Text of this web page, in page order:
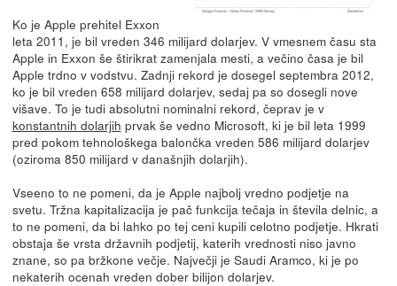
Ko je Apple prehitel Exxon
leta 2011, je bil vreden 346 milijard dolarjev. V vmesnem času sta
Apple in Exxon še štirikrat zamenjala mesti, a večino časa je bil
Apple trdno v vodstvu. Zadnji rekord je dosegel septembra 2012,
ko je bil vreden 658 milijard dolarjev, sedaj pa so dosegli nove
višave. To je tudi absolutni nominalni rekord, čeprav je v
konstantnih dolarjih prvak še vedno Microsoft, ki je bil leta 1999
pred pokom tehnološkega balončka vreden 586 milijard dolarjev
(oziroma 850 milijard v današnjih dolarjih).
Vseeno to ne pomeni, da je Apple najbolj vredno podjetje na
svetu. Tržna kapitalizacija je pač funkcija tečaja in števila delnic, a
to ne pomeni, da bi lahko po tej ceni kupili celotno podjetje. Hkrati
obstaja še vrsta državnih podjetij, katerih vrednosti niso javno
znane, so pa bržkone večje. Največji je Saudi Aramco, ki je po
nekaterih ocenah vreden dober bilijon dolarjev.